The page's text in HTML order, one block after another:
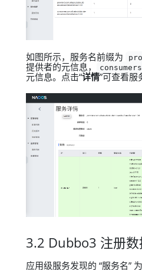
如图所示，服务名前缀为
提供者的元信息，
元信息。点击“详情”可查看服
3.2 Dubbo3 注册数
应用级服务发现的 “服务名”